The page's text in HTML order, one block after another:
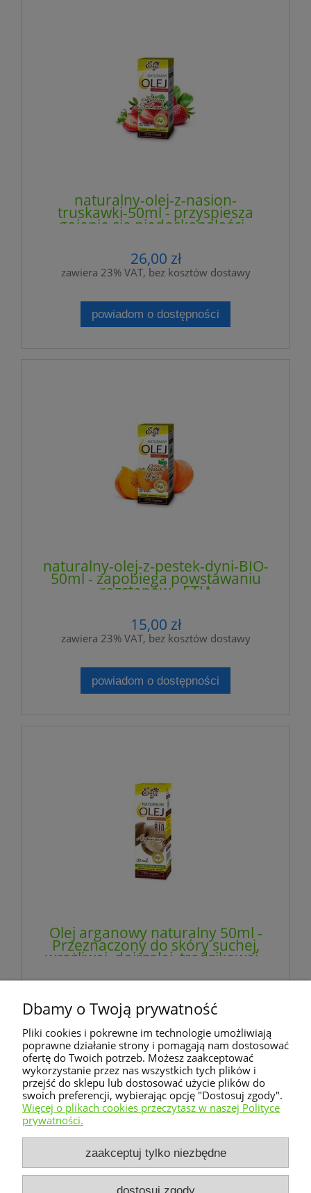
naturalny-olej-z-nasion-
truskawki-50ml - przyspiesza
gojenie się niedoskonałości -
26,00 zł
zawiera 23% VAT, bez kosztów dostawy
powiadom o dostępności
naturalny-olej-z-pestek-dyni-BIO-
50ml - zapobiega powstawaniu
rozstępów - ETJA
15,00 zł
zawiera 23% VAT, bez kosztów dostawy
powiadom o dostępności
Olej arganowy naturalny 50ml -
Przeznaczony do skóry suchej,
wrażliwej, dojrzałej, trądzikowej -
zawiera 23% VAT, bez kosztów dostawy
do koszyka
« 1 2 »
Warunki zakupów
Moje konto
Dbamy o Twoją prywatność
Pliki cookies i pokrewne im technologie umożliwiają
poprawne działanie strony i pomagają nam dostosować
ofertę do Twoich potrzeb. Możesz zaakceptować
wykorzystanie przez nas wszystkich tych plików i
przejść do sklepu lub dostosować użycie plików do
swoich preferencji, wybierając opcję "Dostosuj zgody".
Więcej o plikach cookies przeczytasz w naszej Polityce
prywatności.
zaakceptuj tylko niezbędne
dostosuj zgody